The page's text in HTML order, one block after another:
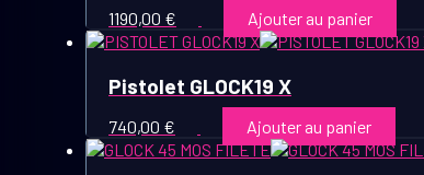
1190,00 € Ajouter au panier
Pistolet GLOCK19 X
740,00 € Ajouter au panier